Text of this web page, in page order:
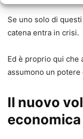
Se uno solo di
catena entra in crisi.
Ed è proprio qui che
assumono un potere
Il nuovo
economica